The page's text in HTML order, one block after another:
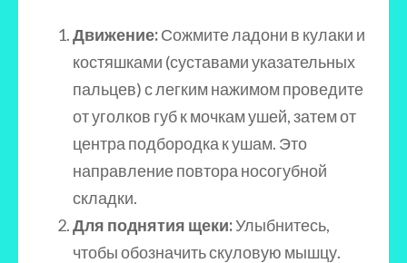
Движение:Сожмите ладони в кулаки и
костяшками (суставами указательных
пальцев) с легким нажимом проведите
от уголков губ к мочкам ушей, затем от
центра подбородка к ушам. Это
направление повтора носогубной
складки.
Для поднятия щеки:Улыбнитесь,
чтобы обозначить скуловую мышцу.